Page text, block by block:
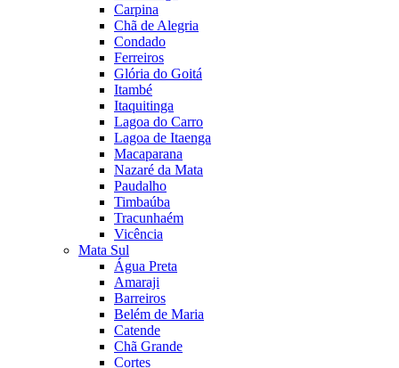
Carpina
Chã de Alegria
Condado
Ferreiros
Glória do Goitá
Itambé
Itaquitinga
Lagoa do Carro
Lagoa de Itaenga
Macaparana
Nazaré da Mata
Paudalho
Timbaúba
Tracunhaém
Vicência
Mata Sul
Água Preta
Amaraji
Barreiros
Belém de Maria
Catende
Chã Grande
Cortes